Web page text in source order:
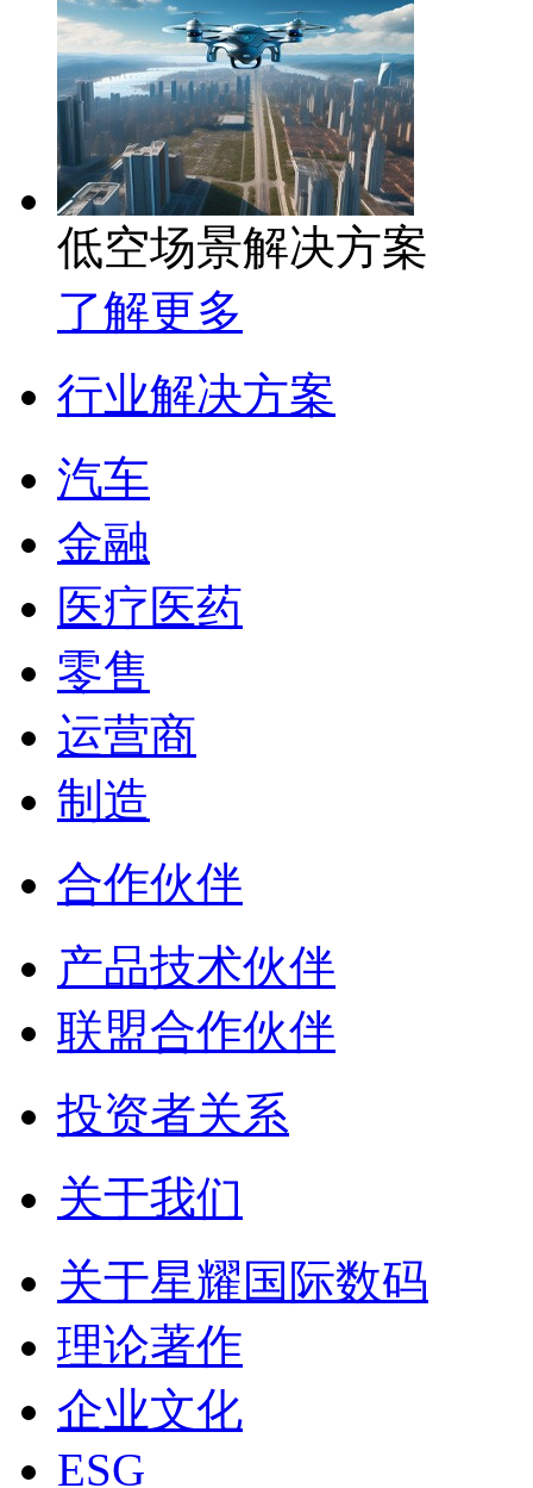
低空场景解决方案
了解更多
行业解决方案
汽车
金融
医疗医药
零售
运营商
制造
合作伙伴
产品技术伙伴
联盟合作伙伴
投资者关系
关于我们
关于星耀国际数码
理论著作
企业文化
ESG